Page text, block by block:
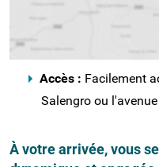
Accès : Facilement
Salengro ou
À votre arrivée, vous